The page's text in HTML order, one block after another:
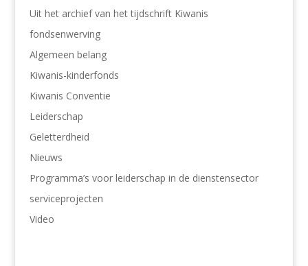
Uit het archief van het tijdschrift Kiwanis
fondsenwerving
Algemeen belang
Kiwanis-kinderfonds
Kiwanis Conventie
Leiderschap
Geletterdheid
Nieuws
Programma’s voor leiderschap in de dienstensector
serviceprojecten
Video